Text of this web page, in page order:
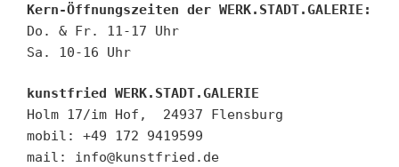
Kern-Öffnungszeiten der WERK.STADT.GALERIE:
Do. & Fr. 11-17 Uhr
Sa. 10-16 Uhr
kunstfried WERK.STADT.GALERIE
Holm 17/im Hof, 24937 Flensburg
mobil: +49 172 9419599
mail: info@kunstfried.de